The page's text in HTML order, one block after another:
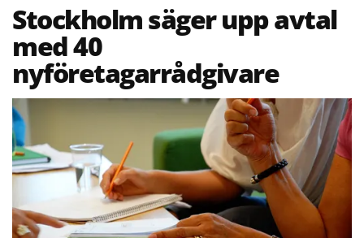
Stockholm säger upp avtal
med 40
nyföretagarrådgivare